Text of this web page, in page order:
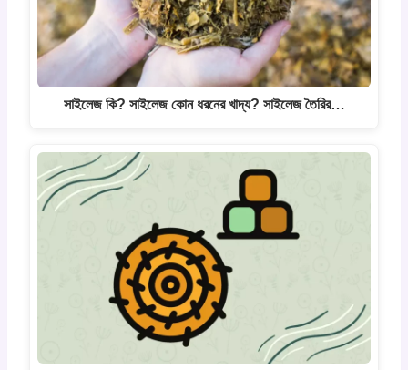
সাইলেজ কি? সাইলেজ কোন ধরনের খাদ্য? সাইলেজ তৈরির…